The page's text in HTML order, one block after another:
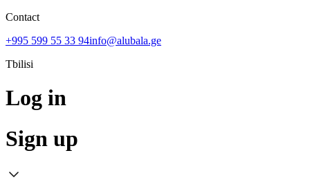
Contact
+995 599 55 33 94info@alubala.ge
Tbilisi
Log in
Sign up